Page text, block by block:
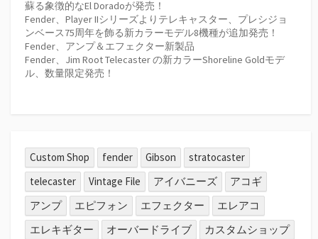
蘇る象徴的なEl Doradoが発売！
Fender、Player IIシリーズよりテレキャスター、プレシジョ
ンベース75周年を飾る新カラーモデル8機種が追加発売！
Fender、アンプ＆エフェクター新製品
Fender、Jim Root Telecaster の新カラーShoreline Goldモデ
ル、数量限定発売！
Custom Shop fender Gibson
stratocaster
telecaster
Vintage File アイバニーズ
アコギ
アンプ
エピフォン エフェクター
エレアコ
エレキギター
オーバードライブ
カスタムショップ